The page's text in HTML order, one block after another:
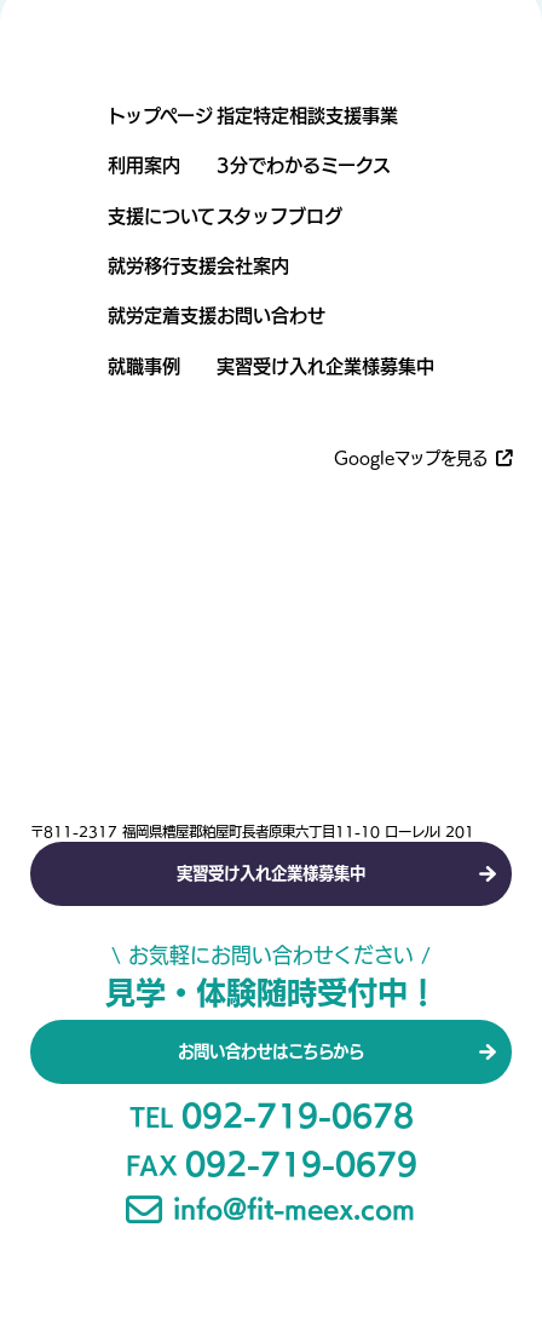
トップページ
利用案内
支援について
就労移行支援
就労定着支援
就職事例
指定特定相談支援事業
3分でわかるミークス
スタッフブログ
会社案内
お問い合わせ
実習受け入れ企業様募集中
Googleマップを見る
〒811-2317 福岡県糟屋郡粕屋町長者原東六丁目11-10 ローレルI 201
実習受け入れ企業様募集中
\ お気軽にお問い合わせください /
見学・体験随時受付中！
お問い合わせはこちらから
TEL 092-719-0678
FAX 092-719-0679
info@fit-meex.com